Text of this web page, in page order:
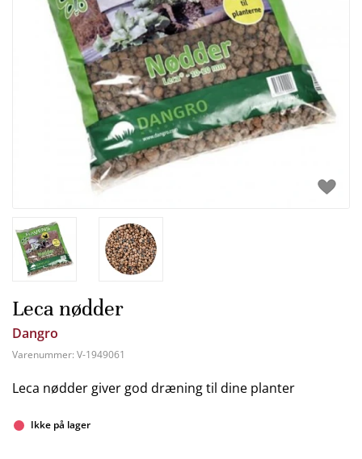
Leca nødder
Dangro
Varenummer: V-1949061
Leca nødder giver god dræning til dine planter
Ikke på lager